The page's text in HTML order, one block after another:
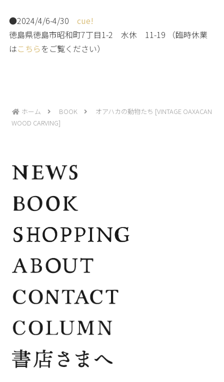
●2024/4/6-4/30cue!
徳島県徳島市昭和町7丁目1-2 水休 11-19 （臨時休業
はこちらをご覧ください）
ホーム BOOK
オアハカの動物たち [VINTAGE OAXACAN
WOOD CARVING]